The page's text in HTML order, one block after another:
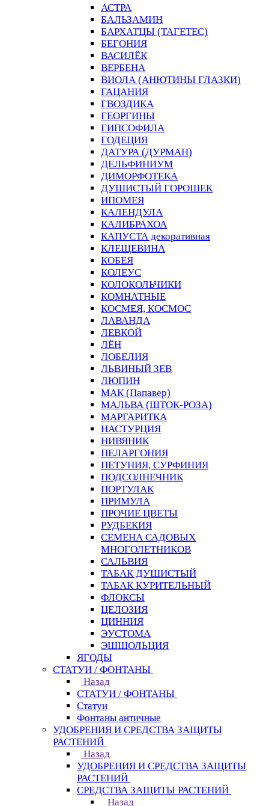
АСТРА
БАЛЬЗАМИН
БАРХАТЦЫ (ТАГЕТЕС)
БЕГОНИЯ
ВАСИЛЁК
ВЕРБЕНА
ВИОЛА (АНЮТИНЫ ГЛАЗКИ)
ГАЦАНИЯ
ГВОЗДИКА
ГЕОРГИНЫ
ГИПСОФИЛА
ГОДЕЦИЯ
ДАТУРА (ДУРМАН)
ДЕЛЬФИНИУМ
ДИМОРФОТЕКА
ДУШИСТЫЙ ГОРОШЕК
ИПОМЕЯ
КАЛЕНДУЛА
КАЛИБРАХОА
КАПУСТА декоративная
КЛЕЩЕВИНА
КОБЕЯ
КОЛЕУС
КОЛОКОЛЬЧИКИ
КОМНАТНЫЕ
КОСМЕЯ, КОСМОС
ЛАВАНДА
ЛЕВКОЙ
ЛЁН
ЛОБЕЛИЯ
ЛЬВИНЫЙ ЗЕВ
ЛЮПИН
МАК (Папавер)
МАЛЬВА (ШТОК-РОЗА)
МАРГАРИТКА
НАСТУРЦИЯ
НИВЯНИК
ПЕЛАРГОНИЯ
ПЕТУНИЯ, СУРФИНИЯ
ПОДСОЛНЕЧНИК
ПОРТУЛАК
ПРИМУЛА
ПРОЧИЕ ЦВЕТЫ
РУДБЕКИЯ
СЕМЕНА САДОВЫХ
МНОГОЛЕТНИКОВ
САЛЬВИЯ
ТАБАК ДУШИСТЫЙ
ТАБАК КУРИТЕЛЬНЫЙ
ФЛОКСЫ
ЦЕЛОЗИЯ
ЦИННИЯ
ЭУСТОМА
ЭШШОЛЬЦИЯ
ЯГОДЫ
СТАТУИ / ФОНТАНЫ
Назад
СТАТУИ / ФОНТАНЫ
Статуи
Фонтаны античные
УДОБРЕНИЯ И СРЕДСТВА ЗАЩИТЫ
РАСТЕНИЙ
Назад
УДОБРЕНИЯ И СРЕДСТВА ЗАЩИТЫ
РАСТЕНИЙ
СРЕДСТВА ЗАЩИТЫ РАСТЕНИЙ
Назад